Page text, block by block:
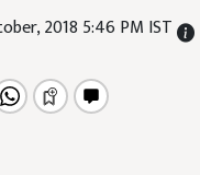
2018 5:46 PM IST